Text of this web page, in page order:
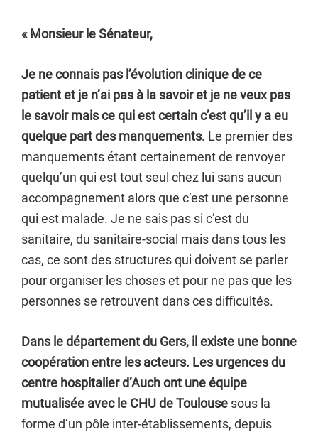
« Monsieur le Sénateur,
Je ne connais pas l’évolution clinique de ce
patient et je n’ai pas à la savoir et je ne veux pas
le savoir mais ce qui est certain c’est qu’il y a eu
quelque part des manquements. Le premier des
manquements étant certainement de renvoyer
quelqu’un qui est tout seul chez lui sans aucun
accompagnement alors que c’est une personne
qui est malade. Je ne sais pas si c’est du
sanitaire, du sanitaire-social mais dans tous les
cas, ce sont des structures qui doivent se parler
pour organiser les choses et pour ne pas que les
personnes se retrouvent dans ces difficultés.
Dans le département du Gers, il existe une bonne
coopération entre les acteurs. Les urgences du
centre hospitalier d’Auch ont une équipe
mutualisée avec le CHU de Toulouse sous la
forme d’un pôle inter-établissements, depuis